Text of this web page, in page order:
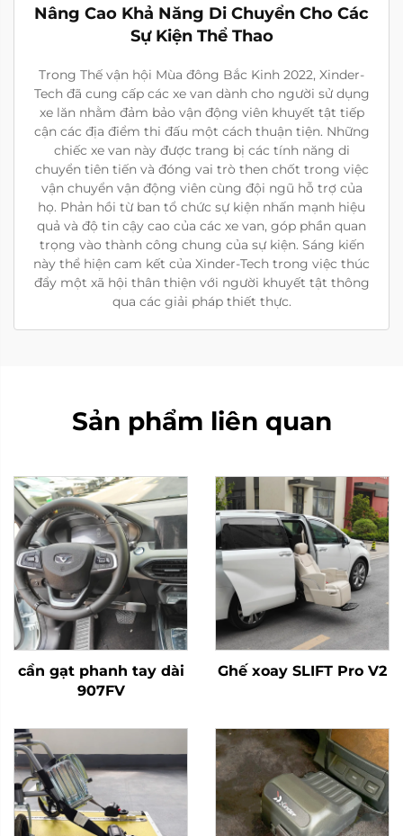
Nâng Cao Khả Năng Di Chuyển Cho Các
Sự Kiện Thể Thao
Trong Thế vận hội Mùa đông Bắc Kinh 2022, Xinder-
Tech đã cung cấp các xe van dành cho người sử dụng
xe lăn nhằm đảm bảo vận động viên khuyết tật tiếp
cận các địa điểm thi đấu một cách thuận tiện. Những
chiếc xe van này được trang bị các tính năng di
chuyển tiên tiến và đóng vai trò then chốt trong việc
vận chuyển vận động viên cùng đội ngũ hỗ trợ của
họ. Phản hồi từ ban tổ chức sự kiện nhấn mạnh hiệu
quả và độ tin cậy cao của các xe van, góp phần quan
trọng vào thành công chung của sự kiện. Sáng kiến
này thể hiện cam kết của Xinder-Tech trong việc thúc
đẩy một xã hội thân thiện với người khuyết tật thông
qua các giải pháp thiết thực.
Sản phẩm liên quan
cần gạt phanh tay dài
907FV
Ghế xoay SLIFT Pro V2